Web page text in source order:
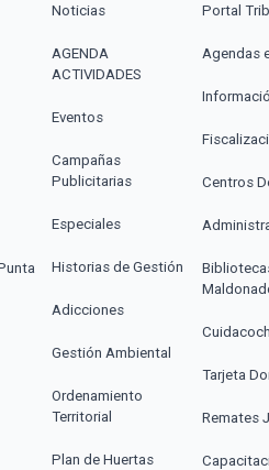
Noticias
AGENDA
ACTIVIDADES
Eventos
Campañas
Publicitarias
Especiales
Historias de Gestión
Adicciones
Gestión Ambiental
Ordenamiento
Territorial
Plan de Huertas
Portal
Agendas
Centros
Tarjeta
Remates